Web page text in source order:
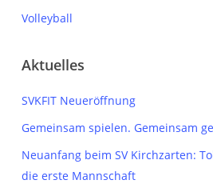
Volleyball
Aktuelles
SVKFIT Neueröffnung
Gemeinsam spielen. Gemeinsam
Neuanfang beim SV Kirchzarten:
die erste Mannschaft